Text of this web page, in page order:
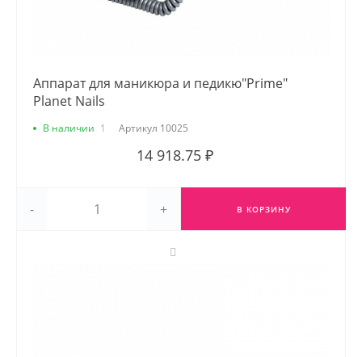
Аппарат для маникюра и педикю"Prime"
Planet Nails
В наличии 1 Артикул 10025
14 918.75 ₽
- + В КОРЗИНУ